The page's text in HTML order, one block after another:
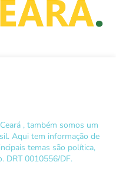
, também somos um
Aqui tem informação de
temas são política,
DRT 0010556/DF.